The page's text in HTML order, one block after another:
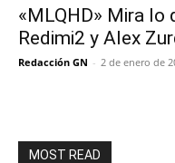
«MLQHD» Mira lo
Redimi2 y Alex
Redacción GN - 2 de enero de
MOST READ